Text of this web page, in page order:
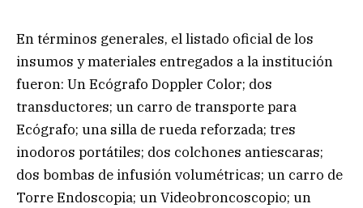
En términos generales, el listado oficial de los
insumos y materiales entregados a la institución
fueron: Un Ecógrafo Doppler Color; dos
transductores; un carro de transporte para
Ecógrafo; una silla de rueda reforzada; tres
inodoros portátiles; dos colchones antiescaras;
dos bombas de infusión volumétricas; un carro de
Torre Endoscopia; un Videobroncoscopio; un